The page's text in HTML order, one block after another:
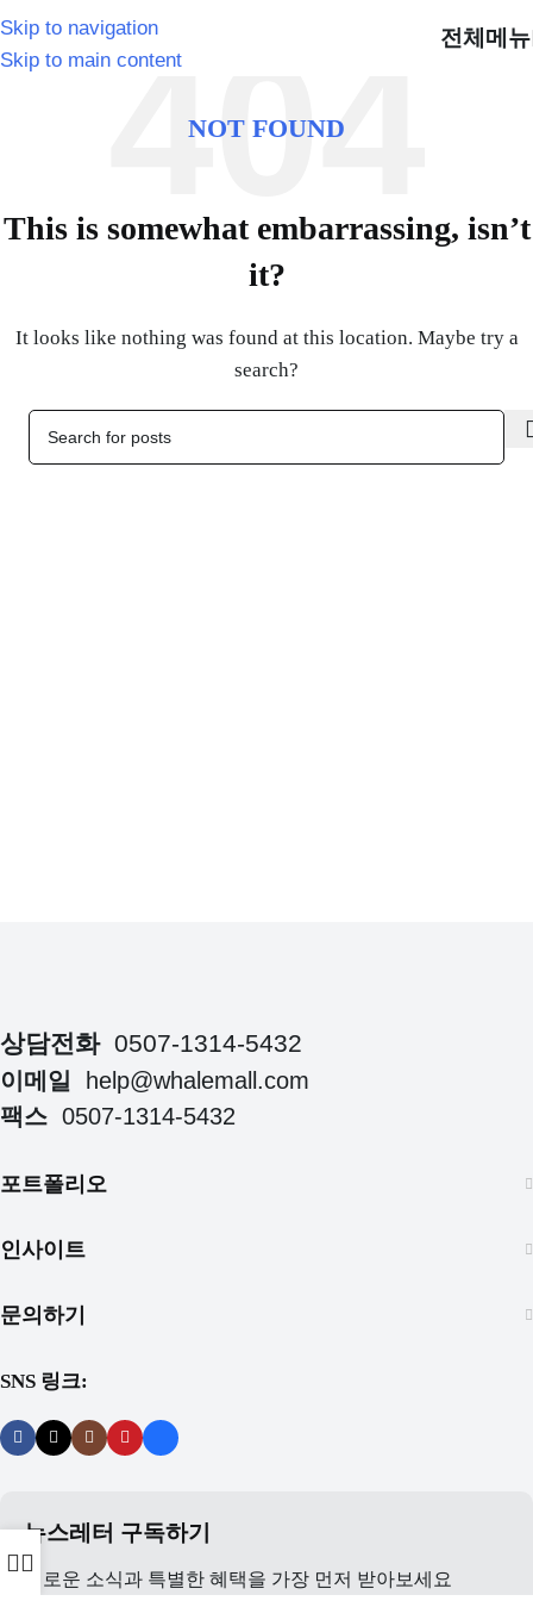
Skip to navigation
Skip to main content
전체메뉴
NOT FOUND
This is somewhat embarrassing, isn’t
it?
It looks like nothing was found at this location. Maybe try a
search?
상담전화 0507-1314-5432
이메일
help@whalemall.com
팩스 0507-1314-5432
포트폴리오
인사이트
문의하기
SNS 링크:
뉴스레터 구독하기
새로운 소식과 특별한 혜택을 가장 먼저 받아보세요